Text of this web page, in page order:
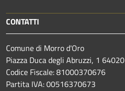
CONTATTI
Comune di Morro d'Oro
Piazza Duca degli Abruzzi, 1 64020
Codice Fiscale: 81000370676
Partita IVA: 00516370673